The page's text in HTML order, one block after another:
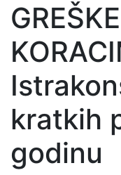
kratkih
godinu